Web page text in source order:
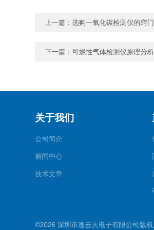
上一篇： 选购一氧化碳检测仪的窍门
下一篇： 可燃性气体检测仪原理分
关于我们
公司简介
新闻中心
技术文章
©2026 深圳市逸云天电子有限公司版